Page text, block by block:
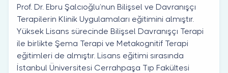
Prof. Dr. Ebru Şalcıoğlu’nun Bilişsel ve Davranışçı
Terapilerin Klinik Uygulamaları eğitimini almıştır.
Yüksek Lisans sürecinde Bilişsel Davranışçı Terapi
ile birlikte Şema Terapi ve Metakognitif Terapi
eğitimleri de almıştır. Lisans eğitimi sırasında
İstanbul Üniversitesi Cerrahpaşa Tıp Fakültesi